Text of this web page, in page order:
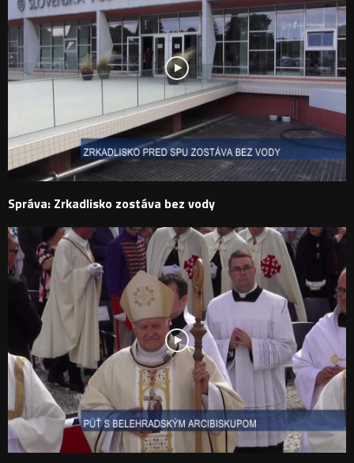
Správa: Zrkadlisko zostáva bez vody